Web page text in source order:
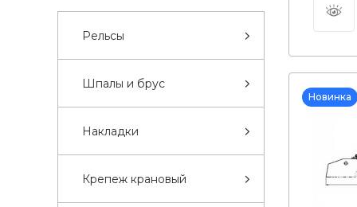
Рельсы
Шпалы и брус
Накладки
Крепеж крановый
Новинка